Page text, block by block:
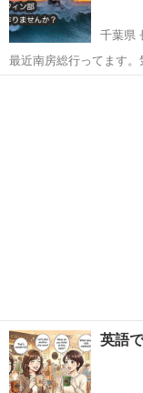
千葉県
最近南房総行ってます
岸 …
英語